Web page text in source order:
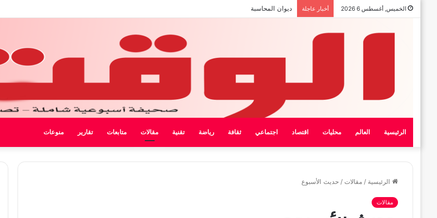
الخميس, أغسطس 6 2026 أخبار عاجلة بيان الإتحاد الوطنى العام لعمال ليبيا
الرئيسية العالم محليات اقتصاد اجتماعي ثقافة رياضة تقنية مقالات متابعات تقارير منوعات
الرئيسية / مقالات / حديث الأسبوع
مقالات